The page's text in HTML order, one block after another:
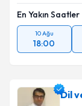
En Yakın Saatler
10 Ağu
18:00
Dil